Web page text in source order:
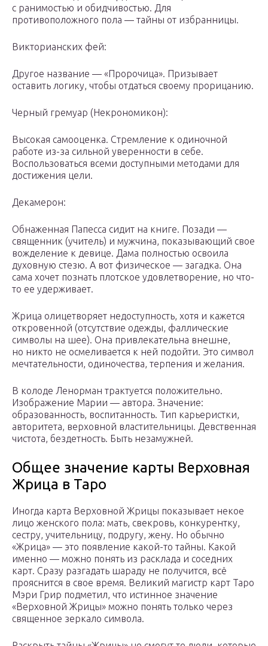
с ранимостью и обидчивостью. Для
противоположного пола — тайны от избранницы.
Викторианских фей:
Другое название — «Пророчица». Призывает
оставить логику, чтобы отдаться своему прорицанию.
Черный гремуар (Некрономикон):
Высокая самооценка. Стремление к одиночной
работе из-за сильной уверенности в себе.
Воспользоваться всеми доступными методами для
достижения цели.
Декамерон:
Обнаженная Папесса сидит на книге. Позади —
священник (учитель) и мужчина, показывающий свое
вожделение к девице. Дама полностью освоила
духовную стезю. А вот физическое — загадка. Она
сама хочет познать плотское удовлетворение, но что-
то ее удерживает.
Жрица олицетворяет недоступность, хотя и кажется
откровенной (отсутствие одежды, фаллические
символы на шее). Она привлекательна внешне,
но никто не осмеливается к ней подойти. Это символ
мечтательности, одиночества, терпения и желания.
В колоде Ленорман трактуется положительно.
Изображение Марии — автора. Значение:
образованность, воспитанность. Тип карьеристки,
авторитета, верховной властительницы. Девственная
чистота, бездетность. Быть незамужней.
Общее значение карты Верховная
Жрица в Таро
Иногда карта Верховной Жрицы показывает некое
лицо женского пола: мать, свекровь, конкурентку,
сестру, учительницу, подругу, жену. Но обычно
«Жрица» — это появление какой-то тайны. Какой
именно — можно понять из расклада и соседних
карт. Сразу разгадать шараду не получится, всё
прояснится в свое время. Великий магистр карт Таро
Мэри Грир подметил, что истинное значение
«Верховной Жрицы» можно понять только через
священное зеркало символа.